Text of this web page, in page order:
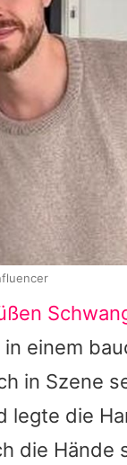
in einem
in Szene
legte die
die Hände